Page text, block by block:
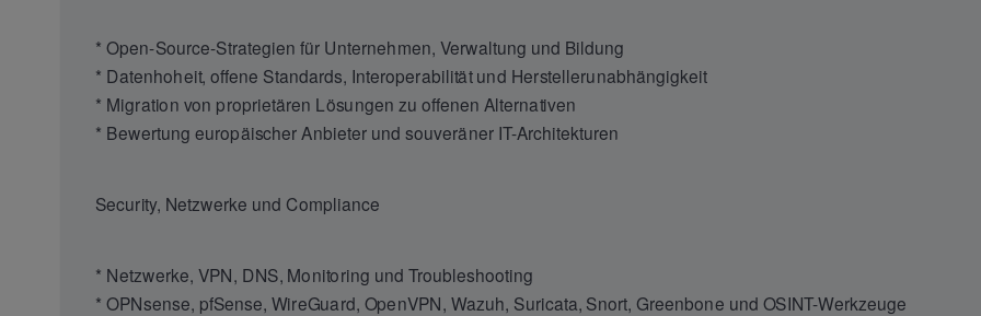
* Open-Source-Strategien für Unternehmen, Verwaltung und Bildung
* Datenhoheit, offene Standards, Interoperabilität und Herstellerunabhängigkeit
* Migration von proprietären Lösungen zu offenen Alternativen
* Bewertung europäischer Anbieter und souveräner IT-Architekturen
Security, Netzwerke und Compliance
* Netzwerke, VPN, DNS, Monitoring und Troubleshooting
* OPNsense, pfSense, WireGuard, OpenVPN, Wazuh, Suricata, Snort, Greenbone und OSINT-Werkzeuge